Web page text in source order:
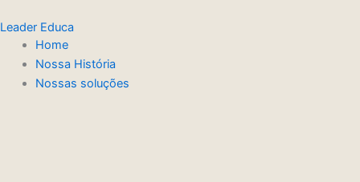
para
conteúdo
Leader Educa
Home
Nossa História
Nossas soluções